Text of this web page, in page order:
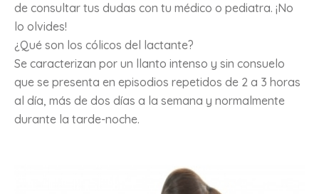
de consultar tus dudas con tu médico o pediatra. ¡No
lo olvides!
¿Qué son los cólicos del lactante?
Se caracterizan por un llanto intenso y sin consuelo
que se presenta en episodios repetidos de 2 a 3 horas
al día, más de dos días a la semana y normalmente
durante la tarde-noche.